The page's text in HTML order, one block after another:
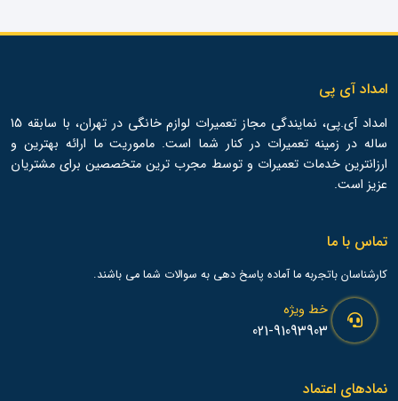
امداد آی پی
امداد آی.پی، نمایندگی مجاز تعمیرات لوازم خانگی در تهران، با سابقه 15
ساله در زمینه تعمیرات در کنار شما است. ماموریت ما ارائه بهترین و
ارزانترین خدمات تعمیرات و توسط مجرب ترین متخصصین برای مشتریان
عزیز است.
تماس با ما
کارشناسان باتجربه ما آماده پاسخ دهی به سوالات شما می باشند.
خط ویژه
021-91093903
نمادهای اعتماد